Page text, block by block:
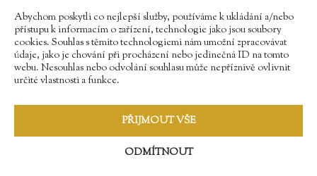
Abychom poskytli co nejlepší služby, používáme k ukládání a/nebo
přístupu k informacím o zařízení, technologie jako jsou soubory
cookies. Souhlas s těmito technologiemi nám umožní zpracovávat
údaje, jako je chování při procházení nebo jedinečná ID na tomto
webu. Nesouhlas nebo odvolání souhlasu může nepříznivě ovlivnit
určité vlastnosti a funkce.
PŘIJMOUT VŠE
ODMÍTNOUT
Najdete nás na Facebooku
Sledujte náš Instagram